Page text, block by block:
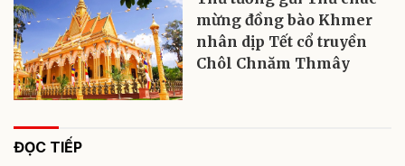
mừng đồng bào Khmer
nhân dịp Tết cổ truyền
Chôl Chnăm Thmây
ĐỌC TIẾP